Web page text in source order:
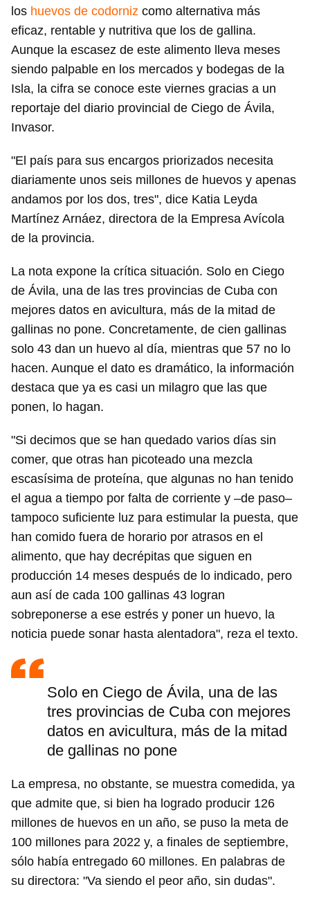
los huevos de codorniz como alternativa más
eficaz, rentable y nutritiva que los de gallina.
Aunque la escasez de este alimento lleva meses
siendo palpable en los mercados y bodegas de la
Isla, la cifra se conoce este viernes gracias a un
reportaje del diario provincial de Ciego de Ávila,
Invasor.
"El país para sus encargos priorizados necesita
diariamente unos seis millones de huevos y apenas
andamos por los dos, tres", dice Katia Leyda
Martínez Arnáez, directora de la Empresa Avícola
de la provincia.
La nota expone la crítica situación. Solo en Ciego
de Ávila, una de las tres provincias de Cuba con
mejores datos en avicultura, más de la mitad de
gallinas no pone. Concretamente, de cien gallinas
solo 43 dan un huevo al día, mientras que 57 no lo
hacen. Aunque el dato es dramático, la información
destaca que ya es casi un milagro que las que
ponen, lo hagan.
"Si decimos que se han quedado varios días sin
comer, que otras han picoteado una mezcla
escasísima de proteína, que algunas no han tenido
el agua a tiempo por falta de corriente y –de paso–
tampoco suficiente luz para estimular la puesta, que
han comido fuera de horario por atrasos en el
alimento, que hay decrépitas que siguen en
producción 14 meses después de lo indicado, pero
aun así de cada 100 gallinas 43 logran
sobreponerse a ese estrés y poner un huevo, la
noticia puede sonar hasta alentadora", reza el texto.
Solo en Ciego de Ávila, una de las
tres provincias de Cuba con mejores
datos en avicultura, más de la mitad
de gallinas no pone
La empresa, no obstante, se muestra comedida, ya
que admite que, si bien ha logrado producir 126
millones de huevos en un año, se puso la meta de
100 millones para 2022 y, a finales de septiembre,
sólo había entregado 60 millones. En palabras de
su directora: "Va siendo el peor año, sin dudas".